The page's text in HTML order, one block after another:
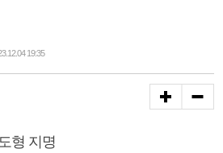
19:35
형 지명